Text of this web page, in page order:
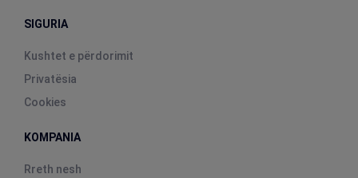
SIGURIA
Kushtet e përdorimit
Privatësia
Cookies
KOMPANIA
Rreth nesh